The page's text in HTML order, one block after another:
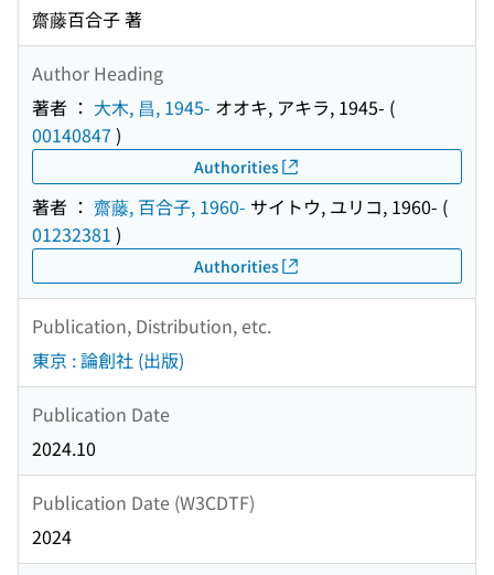
齋藤百合子 著
Author Heading
著者 ： 大木, 昌, 1945- オオキ, アキラ, 1945- (
00140847 )
Authorities
著者 ： 齋藤, 百合子, 1960- サイトウ, ユリコ, 1960- (
01232381 )
Authorities
Publication, Distribution, etc.
東京 : 論創社 (出版)
Publication Date
2024.10
Publication Date (W3CDTF)
2024